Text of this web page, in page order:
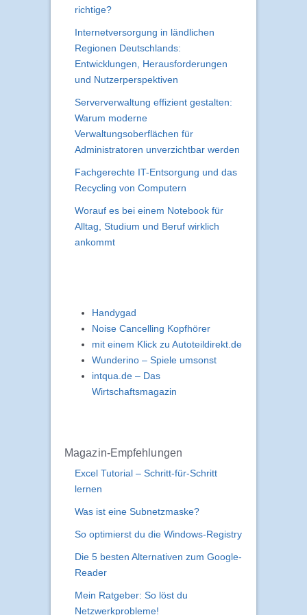
richtige?
Internetversorgung in ländlichen
Regionen Deutschlands:
Entwicklungen, Herausforderungen
und Nutzerperspektiven
Serververwaltung effizient gestalten:
Warum moderne
Verwaltungsoberflächen für
Administratoren unverzichtbar werden
Fachgerechte IT-Entsorgung und das
Recycling von Computern
Worauf es bei einem Notebook für
Alltag, Studium und Beruf wirklich
ankommt
Handygad
Noise Cancelling Kopfhörer
mit einem Klick zu Autoteildirekt.de
Wunderino – Spiele umsonst
intqua.de – Das
Wirtschaftsmagazin
Magazin-Empfehlungen
Excel Tutorial – Schritt-für-Schritt
lernen
Was ist eine Subnetzmaske?
So optimierst du die Windows-Registry
Die 5 besten Alternativen zum Google-
Reader
Mein Ratgeber: So löst du
Netzwerkprobleme!